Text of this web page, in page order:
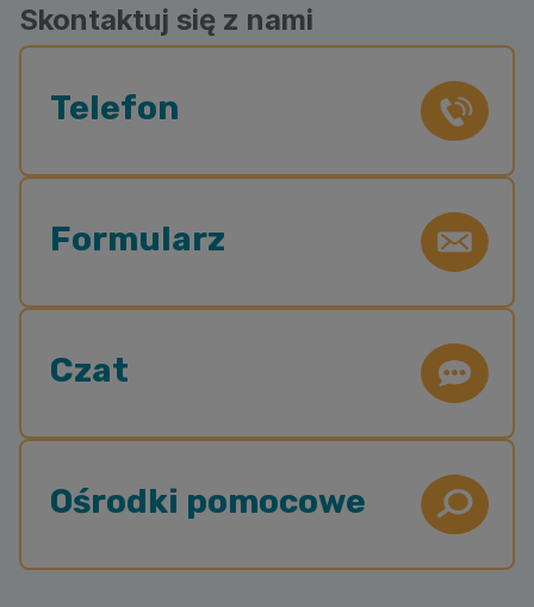
Skontaktuj się z nami
Telefon
Formularz
Czat
Ośrodki pomocowe